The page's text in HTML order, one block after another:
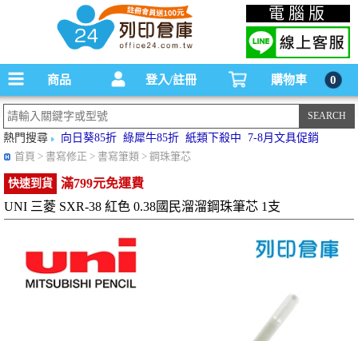
碳粉匣，墨水匣,原廠碳粉匣，副廠碳粉匣，環保碳粉匣,連續供墨印表機-office24列印
倉庫線上購物手機版
電腦版
商品 登入/註冊 購物車 0
熱門搜尋 向日葵85折 綠犀牛85折 紙類下殺中
7-8月文具促銷
首頁 > 書寫修正 > 書寫筆類 > 鋼珠筆芯
快速到貨
滿799元免運費
UNI 三菱 SXR-38 紅色 0.38國民溜溜鋼珠筆芯 1支